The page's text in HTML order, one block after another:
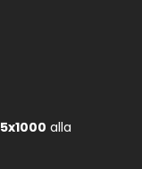
5x1000 alla